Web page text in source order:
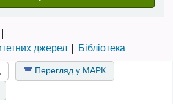
джерел
Бібліотека
Перегляд у МАРК